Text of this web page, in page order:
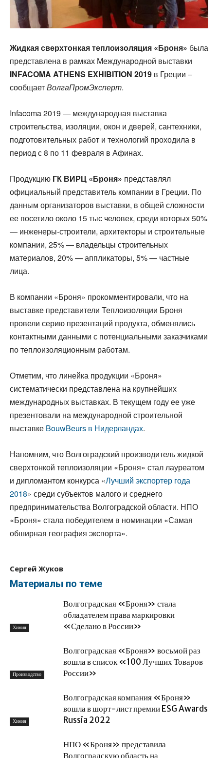
Жидкая сверхтонкая теплоизоляция «Броня» была
представлена в рамках Международной выставки
INFACOMA ATHENS EXHIBITION 2019 в Греции –
сообщаетВолгаПромЭксперт.
Infacoma 2019 — международная выставка
строительства, изоляции, окон и дверей, сантехники,
подготовительных работ и технологий проходила в
период с 8 по 11 февраля в Афинах.
Продукцию ГК ВИРЦ «Броня» представлял
официальный представитель компании в Греции. По
данным организаторов выставки, в общей сложности
ее посетило около 15 тыс человек, среди которых 50%
— инженеры-строители, архитекторы и строительные
компании, 25% — владельцы строительных
материалов, 20% — аппликаторы, 5% — частные
лица.
В компании «Броня» прокомментировали, что на
выставке представители Теплоизоляции Броня
провели серию презентаций продукта, обменялись
контактными данными с потенциальными заказчиками
по теплоизоляционным работам.
Отметим, что линейка продукции «Броня»
систематически представлена на крупнейших
международных выставках. В текущем году ее уже
презентовали на международной строительной
выставке BouwBeurs в Нидерландах.
Напомним, что Волгоградский производитель жидкой
сверхтонкой теплоизоляции «Броня» стал лауреатом
и дипломантом конкурса «Лучший экспортер года
2018» среди субъектов малого и среднего
предпринимательства Волгоградской области. НПО
«Броня» стала победителем в номинации «Самая
обширная география экспорта».
Сергей Жуков
Материалы по теме
Химия
Волгоградская «Броня» стала
обладателем права маркировки
«Сделано в России»
Производство
Волгоградская «Броня» восьмой раз
вошла в список «100 Лучших Товаров
России»
Химия
Волгоградская компания «Броня»
вошла в шорт-лист премии ESG Awards
Russia 2022
НПО «Броня» представила
Волгоградскую область на